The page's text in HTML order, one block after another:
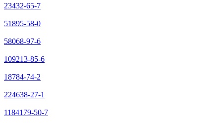
23432-65-7
51895-58-0
58068-97-6
109213-85-6
18784-74-2
224638-27-1
1184179-50-7